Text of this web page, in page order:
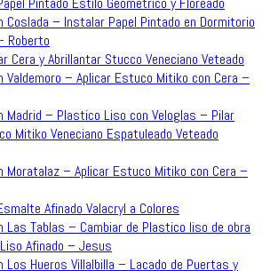
Coslada – Instalar Papel Pintado en Dormitorio
Roberto
Cera y Abrillantar Stucco Veneciano Veteado
Valdemoro – Aplicar Estuco Mitiko con Cera –
Madrid – Plastico Liso con Veloglas – Pilar
Mitiko Veneciano Espatuleado Veteado
Moratalaz – Aplicar Estuco Mitiko con Cera –
Afinado Valacryl a Colores
Las Tablas – Cambiar de Plastico liso de obra
Afinado – Jesus
Los Hueros Villalbilla – Lacado de Puertas y